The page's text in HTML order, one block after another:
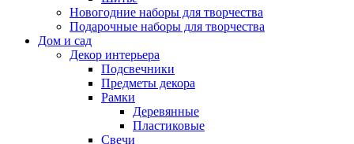
Новогодние наборы для творчества
Подарочные наборы для творчества
Дом и сад
Декор интерьера
Подсвечники
Предметы декора
Рамки
Деревянные
Пластиковые
Свечи